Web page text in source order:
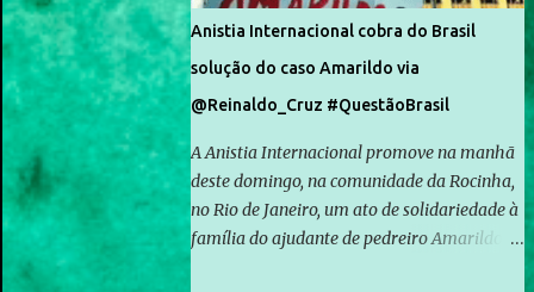
Anistia Internacional cobra do Brasil
solução do caso Amarildo via
@Reinaldo_Cruz #QuestãoBrasil
A Anistia Internacional promove na manhã
deste domingo, na comunidade da Rocinha,
no Rio de Janeiro, um ato de solidariedade à
família do ajudante de pedreiro Amarildo de